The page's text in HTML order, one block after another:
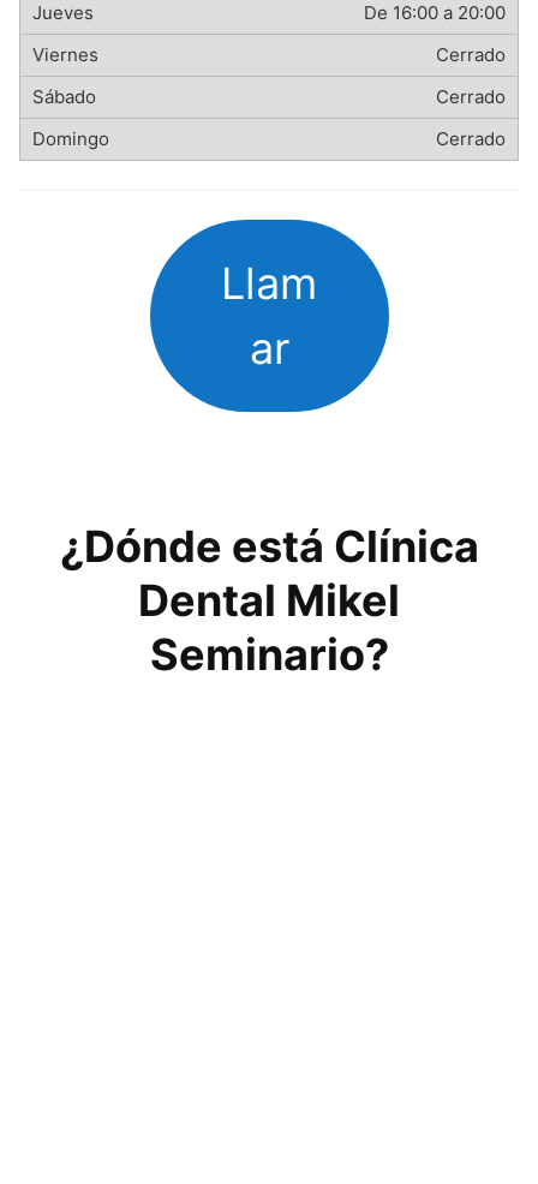
De 16:00 a 20:00
Cerrado
Cerrado
Cerrado
Llam
ar
¿Dónde está Clínica
Dental Mikel
Seminario?